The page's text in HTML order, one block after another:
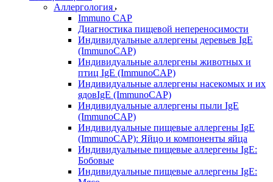
Аллергология
Immuno CAP
Диагностика пищевой непереносимости
Индивидуальные аллергены деревьев IgE
(ImmunoCAP)
Индивидуальные аллергены животных и
птиц IgE (ImmunoCAP)
Индивидуальные аллергены насекомых и их
ядовIgE (ImmunoCAP)
Индивидуальные аллергены пыли IgE
(ImmunoCAP)
Индивидуальные пищевые аллергены IgE
(ImmunoCAP): Яйцо и компоненты яйца
Индивидуальные пищевые аллергены IgE:
Бобовые
Индивидуальные пищевые аллергены IgE: